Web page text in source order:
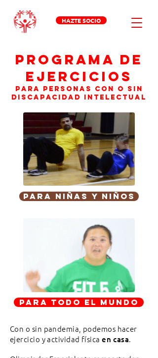
HAZTE SOCIO
PROGRAMA DE
EJERCICIOS
PARA PERSONAS CON O SIN
DISCAPACIDAD INTELECTUAL
Para Niñas y Niños
Para todo el mundo
Con o sin pandemia, podemos hacer
ejercicio y actividad físicaen casa.